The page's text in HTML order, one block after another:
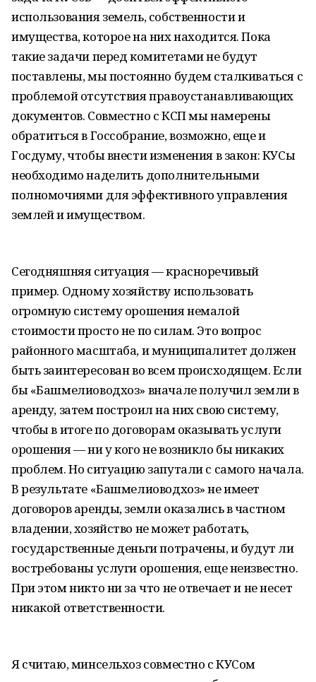
использования земель, собственности и
имущества, которое на них находится. Пока
такие задачи перед комитетами не будут
поставлены, мы постоянно будем сталкиваться с
проблемой отсутствия правоустанавливающих
документов. Совместно с КСП мы намерены
обратиться в Госсобрание, возможно, еще и
Госдуму, чтобы внести изменения в закон: КУСы
необходимо наделить дополнительными
полномочиями для эффективного управления
землей и имуществом.
Сегодняшняя ситуация — красноречивый
пример. Одному хозяйству использовать
огромную систему орошения немалой
стоимости просто не по силам. Это вопрос
районного масштаба, и муниципалитет должен
быть заинтересован во всем происходящем. Если
бы «Башмелиоводхоз» вначале получил земли в
аренду, затем построил на них свою систему,
чтобы в итоге по договорам оказывать услуги
орошения — ни у кого не возникло бы никаких
проблем. Но ситуацию запутали с самого начала.
В результате «Башмелиоводхоз» не имеет
договоров аренды, земли оказались в частном
владении, хозяйство не может работать,
государственные деньги потрачены, и будут ли
востребованы услуги орошения, еще неизвестно.
При этом никто ни за что не отвечает и не несет
никакой ответственности.
Я считаю, минсельхоз совместно с КУСом